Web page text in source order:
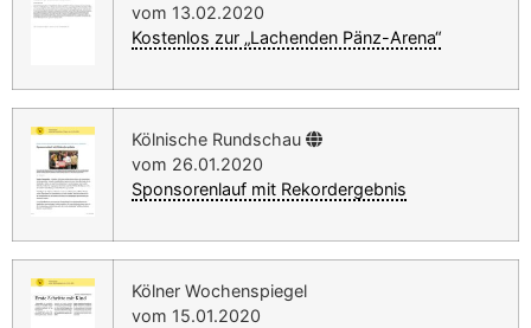
vom 13.02.2020
Kostenlos zur „Lachenden Pänz-Arena“
Kölnische Rundschau
vom 26.01.2020
Sponsorenlauf mit Rekordergebnis
Kölner Wochenspiegel
vom 15.01.2020